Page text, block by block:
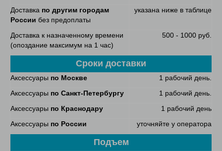
Доставка по другим городам
России без предоплаты
указана ниже в таблице
Доставка к назначенному времени
(опоздание максимум на 1 час)
500 - 1000 руб.
Сроки доставки
Аксессуары по Москве
1 рабочий день.
Аксессуары по Санкт-Петербургу
1 рабочий день.
Аксессуары по Краснодару
1 рабочий день
Аксессуары по России уточняйте у оператора
Подъем